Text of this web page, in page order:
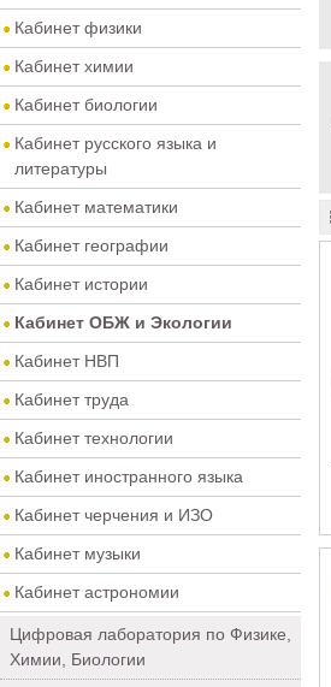
Кабинет физики
Кабинет химии
Кабинет биологии
Кабинет русского языка и
литературы
Кабинет математики
Кабинет географии
Кабинет истории
Кабинет ОБЖ и Экологии
Кабинет НВП
Кабинет труда
Кабинет технологии
Кабинет иностранного языка
Кабинет черчения и ИЗО
Кабинет музыки
Кабинет астрономии
Цифровая лаборатория по Физике,
Химии, Биологии